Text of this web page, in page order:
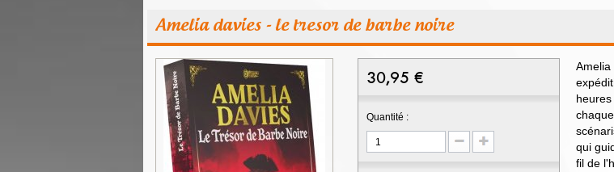
Amelia davies - le tresor de barbe noire
30,95 €
Quantité :
Amelia
qui
fil de